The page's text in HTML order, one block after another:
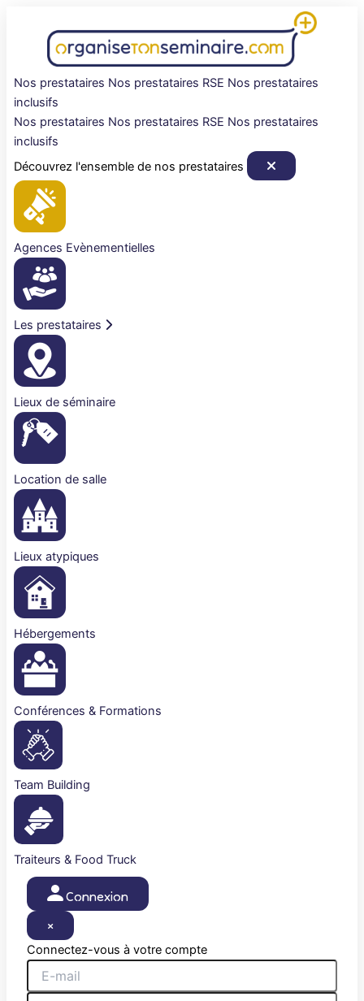
Nos prestataires Nos prestataires RSE Nos prestataires
inclusifs
Nos prestataires Nos prestataires RSE Nos prestataires
inclusifs
Découvrez l'ensemble de nos prestataires
Agences Evènementielles
Les prestataires
Lieux de séminaire
Location de salle
Lieux atypiques
Hébergements
Conférences & Formations
Team Building
Traiteurs & Food Truck
Connexion
×
Connectez-vous à votre compte